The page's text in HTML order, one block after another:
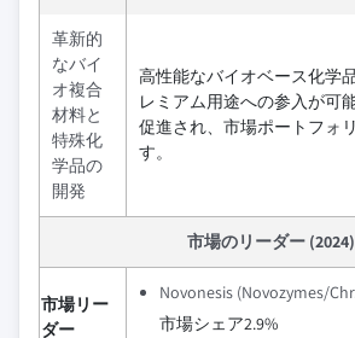
革新的
なバイ
オ複合
材料と
特殊化
学品の
開発
高性能なバイオベース化学
レミアム用途への参入が可
促進され、市場ポートフォ
す。
市場のリーダー (2024)
市場リー
ダー
Novonesis (Novozymes/
市場シェア2.9%